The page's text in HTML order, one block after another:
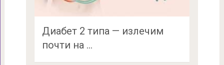
Диабет 2 типа — излечим
почти на …